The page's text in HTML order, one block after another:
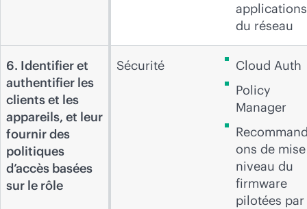
du réseau
6. Identifier et
authentifier les
clients et les
appareils, et leur
fournir des
politiques
d’accès basées
sur le rôle
Sécurité
Cloud Auth
Policy
Manager
ons de
niveau du
firmware
pilotées par